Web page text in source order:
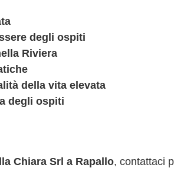
degli ospiti
Riviera
della vita elevata
degli ospiti
Chiara Srl a Rapallo, contattaci